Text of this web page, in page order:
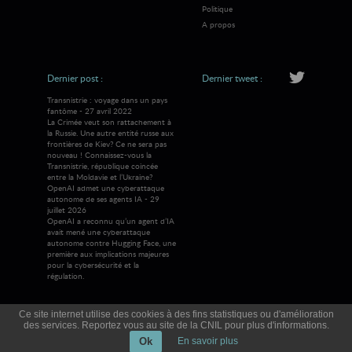
Ce site internet utilise des cookies à des fins statistiques ou d'amélioration
des services. Reportez vous au site de la CNIL pour plus d'informations.
Ok En savoir plus
Politique
A propos
Dernier post :
Transnistrie : voyage dans un pays
fantôme - 27 avril 2022
La Crimée veut son rattachement à
la Russie. Une autre entité russe aux
frontières de Kiev? Ce ne sera pas
nouveau ! Connaissez-vous la
Transnistrie, république coincée
entre la Moldavie et l’Ukraine?
OpenAI admet une cyberattaque
autonome de ses agents IA - 29
juillet 2026
OpenAI a reconnu qu’un agent d’IA
avait mené une cyberattaque
autonome contre Hugging Face, une
première aux implications majeures
pour la cybersécurité et la
régulation.
Dernier tweet :
© 2026 Visions Mag Tous droits réservés